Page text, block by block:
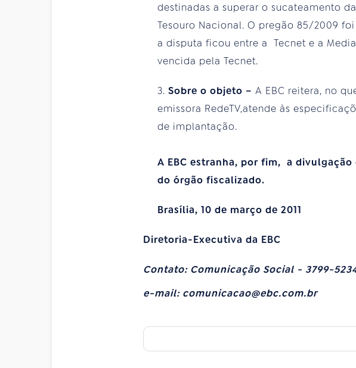
destinadas a superar o sucateamento
Tesouro Nacional. O pregão 85/2009
a disputa ficou entre a Tecnet e a
vencida pela Tecnet.
3. Sobre o objeto – A EBC reitera, no
emissora RedeTV,atende às
de implantação.
A EBC estranha, por fim, a
do órgão fiscalizado.
Brasília, 10 de março de 2011
Diretoria-Executiva da EBC
Contato: Comunicação Social - 3799-
e-mail: comunicacao@ebc.com.br